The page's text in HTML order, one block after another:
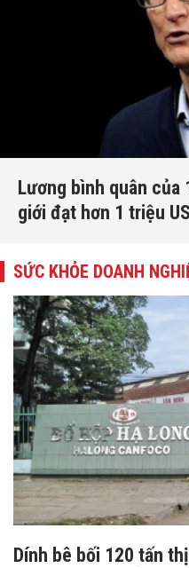
Lương bình quân của
giới đạt hơn 1 triệu
SỨC KHỎE DOANH
Dính bê bối 120 tấn